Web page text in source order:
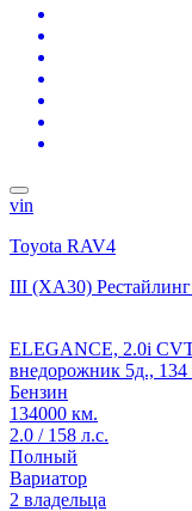
vin
Toyota RAV4
III (XA30) Рестайлинг
ELEGANCE, 2.0i CVT
внедорожник 5д.,
Бензин
134000 км.
2.0 / 158 л.с.
Полный
Вариатор
2 владельца